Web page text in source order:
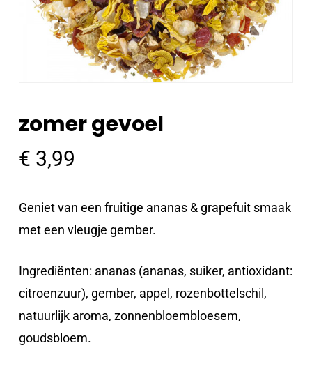
zomer gevoel
€ 3,99
Geniet van een fruitige ananas & grapefuit smaak
met een vleugje gember.
Ingrediënten: ananas (ananas, suiker, antioxidant:
citroenzuur), gember, appel, rozenbottelschil,
natuurlijk aroma, zonnenbloembloesem,
goudsbloem.